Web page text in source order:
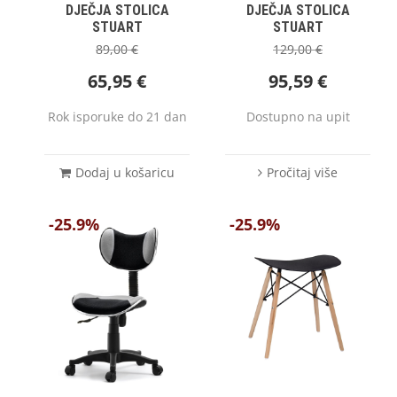
DJEČJA STOLICA
STUART
89,00€
65,95€
Rok isporuke do 21 dan
Dodaj u košaricu
DJEČJA STOLICA
STUART
129,00€
95,59€
Dostupno na upit
Pročitaj više
-25.9% -25.9%